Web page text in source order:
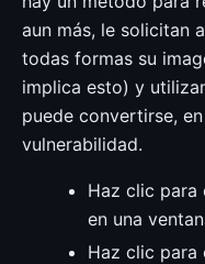
aun más, le solicitan
todas formas su
implica esto) y
puede convertirse,
vulnerabilidad.
Haz clic para
en una
Haz clic para